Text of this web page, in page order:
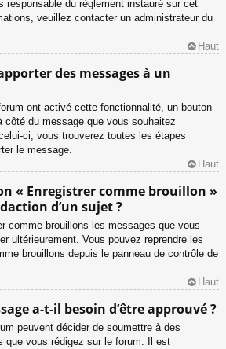
responsable du règlement instauré sur cet
veuillez contacter un administrateur du
Haut
des messages à un
ont activé cette fonctionnalité, un bouton
côté du message que vous souhaitez
ci, vous trouverez toutes les étapes
le message.
Haut
« Enregistrer comme brouillon »
d’un sujet ?
comme brouillons les messages que vous
ultérieurement. Vous pouvez reprendre les
brouillons depuis le panneau de contrôle de
Haut
a-t-il besoin d’être approuvé ?
peuvent décider de soumettre à des
que vous rédigez sur le forum. Il est